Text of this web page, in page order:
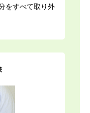
をすべて取り外